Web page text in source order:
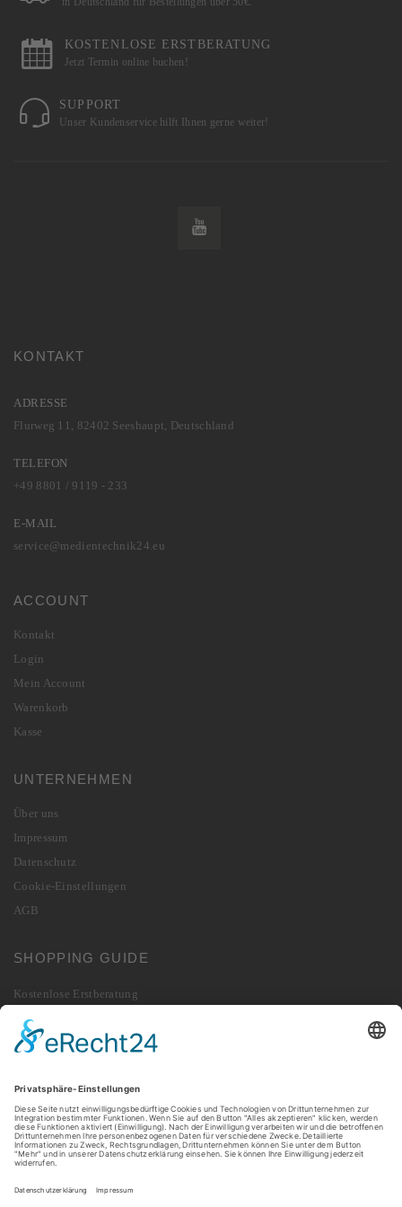
KOSTENLOSE ERSTBERATUNG
Jetzt Termin online buchen!
SUPPORT
Unser Kundenservice hilft Ihnen gerne weiter!
KONTAKT
ADRESSE
Flurweg 11, 82402 Seeshaupt, Deutschland
TELEFON
+49 8801 / 9119 - 233
E-MAIL
service@medientechnik24.eu
ACCOUNT
Kontakt
Login
Mein Account
Warenkorb
Kasse
UNTERNEHMEN
Über uns
Impressum
Datenschutz
Cookie-Einstellungen
AGB
SHOPPING GUIDE
Kostenlose Erstberatung
Lieferung
Zahlung
Vertrag widerrufen
Rücksendung